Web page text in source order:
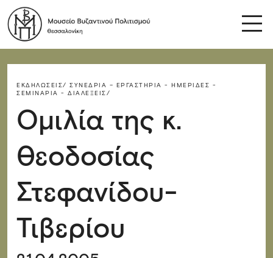
ΕΚΔΗΛΏΣΕΙΣ/ ΣΥΝΈΔΡΙΑ – ΕΡΓΑΣΤΉΡΙΑ - ΗΜΕΡΊΔΕΣ -
ΣΕΜΙΝΆΡΙΑ - ΔΙΑΛΈΞΕΙΣ/
Ομιλία της κ.
Θεοδοσίας
Στεφανίδου-
Τιβερίου